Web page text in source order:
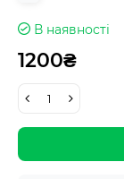
В наявності
1200₴